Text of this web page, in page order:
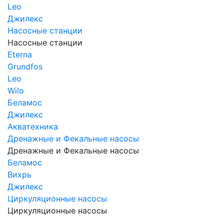
Leo
Джилекс
Насосные станции
Насосные станции
Eterna
Grundfos
Leo
Wilo
Беламос
Джилекс
Акватехника
Дренажные и Фекальные насосы
Дренажные и Фекальные насосы
Беламос
Вихрь
Джилекс
Циркуляционные насосы
Циркуляционные насосы